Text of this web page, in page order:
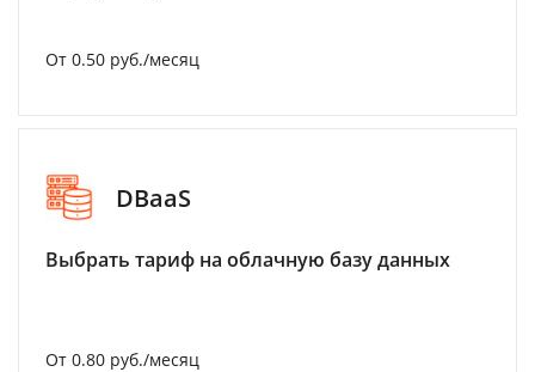
От 0.50 руб./месяц
DBaaS
Выбрать тариф на облачную базу данных
От 0.80 руб./месяц